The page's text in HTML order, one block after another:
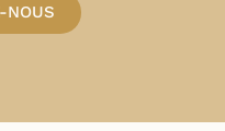
NOUS